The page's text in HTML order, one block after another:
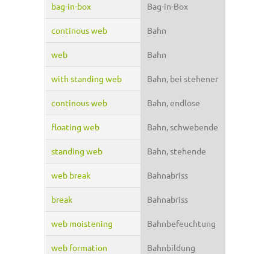
bag-in-box Bag-in-Box
continous web Bahn
web Bahn
with standing web Bahn, bei stehener
continous web Bahn, endlose
floating web Bahn, schwebende
standing web Bahn, stehende
web break Bahnabriss
break Bahnabriss
web moistening Bahnbefeuchtung
web formation Bahnbildung